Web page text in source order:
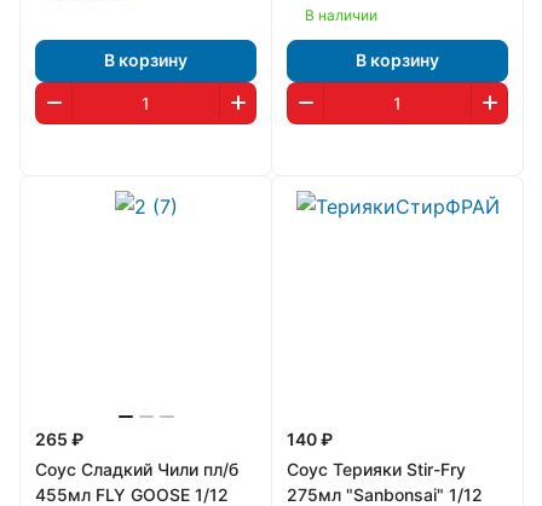
В корзину
В наличии
В корзину
265 ₽
Соус Сладкий Чили пл/б
455мл FLY GOOSE 1/12
140 ₽
Соус Терияки Stir-Fry
275мл "Sanbonsai" 1/12